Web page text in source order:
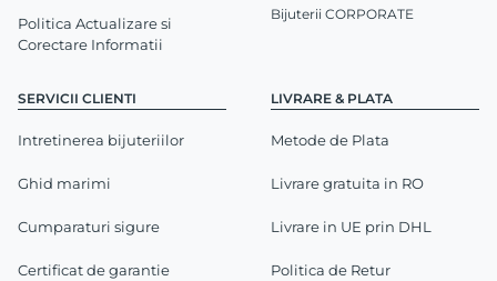
Politica Actualizare si
Corectare Informatii
SERVICII CLIENTI
Intretinerea bijuteriilor
Ghid marimi
Cumparaturi sigure
Certificat de garantie
LIVRARE & PLATA
Metode de Plata
Livrare gratuita in RO
Livrare in UE prin DHL
Politica de Retur
Bijuterii CORPORATE